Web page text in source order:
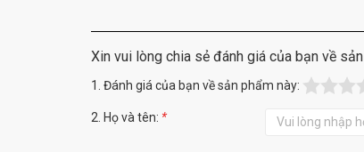
Xin vui lòng chia sẻ đánh giá của bạn về
1. Đánh giá của bạn về sản phẩm này:
2. Họ và tên: *